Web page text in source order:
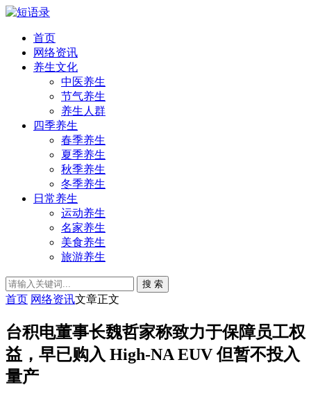
首页
网络资讯
养生文化
中医养生
节气养生
养生人群
四季养生
春季养生
夏季养生
秋季养生
冬季养生
日常养生
运动养生
名家养生
美食养生
旅游养生
搜 索
首页 网络资讯文章正文
台积电董事长魏哲家称致力于保障员工权
益，早已购入 High-NA EUV 但暂不投入
量产